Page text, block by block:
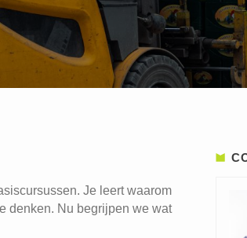
Je leert waarom
denken. Nu begrijpen we wat